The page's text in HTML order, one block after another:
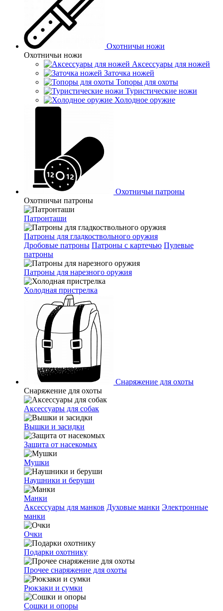
Охотничьи ножи
Охотничьи ножи
Аксессуары для ножей
Заточка ножей
Топоры для охоты
Туристические ножи
Холодное оружие
Охотничьи патроны
Охотничьи патроны
Патронташи
Патроны для гладкоствольного оружия
Дробовые патроны Патроны с картечью Пулевые
патроны
Патроны для нарезного оружия
Холодная пристрелка
Снаряжение для охоты
Снаряжение для охоты
Аксессуары для собак
Вышки и засидки
Защита от насекомых
Мушки
Наушники и беруши
Манки
Аксессуары для манков Духовые манки Электронные
манки
Очки
Подарки охотнику
Прочее снаряжение для охоты
Рюкзаки и сумки
Сошки и опоры